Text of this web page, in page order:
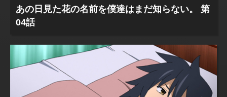
あの日見た花の名前を僕達はまだ知らない。 第
04話